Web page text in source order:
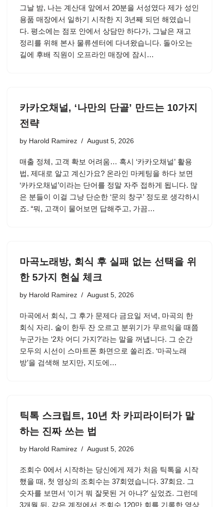
그날 밤, 나는 계산대 앞에서 20분을 서성였다 제가 성인
용품 매장에서 일하기 시작한 지 3년째 되던 해였습니
다. 평소에는 점포 안에서 상담만 하다가, 그날은 재고
정리를 위해 본사 물류센터에 다녀왔습니다. 돌아오는
길에 후배 직원이 오프라인 매장에 잠시…
카카오채널, ‘나만의 단골’ 만드는 10가지
전략
by Harold Ramirez August 5, 2026
매출 정체, 고객 확보 어려움… 혹시 ‘카카오채널’ 활용
법, 제대로 알고 계신가요? 온라인 마케팅을 하다 보면
‘카카오채널’이라는 단어를 정말 자주 접하게 됩니다. 많
은 분들이 이걸 그냥 단순한 ‘문의 창구’ 정도로 생각하시
죠. “뭐, 고객이 물어보면 답해주고, 가끔…
마곡노래방, 회식 후 실패 없는 선택을 위
한 5가지 현실 체크
by Harold Ramirez August 5, 2026
마곡에서 회식, 그 후가 문제다 금요일 저녁, 마곡의 한
회식 자리. 술이 한두 잔 오르고 분위기가 무르익을 때쯤
누군가는 ‘2차 어디 가지?’라는 말을 꺼냅니다. 그 순간
모두의 시선이 스마트폰 화면으로 쏠리죠. ‘마곡노래
방’을 검색해 보지만, 지도에…
틱톡 스크립트, 10년 차 카피라이터가 말
하는 진짜 쓰는 법
by Harold Ramirez August 5, 2026
조회수 0에서 시작하는 당신에게 제가 처음 틱톡을 시작
했을 때, 첫 영상의 조회수는 37회였습니다. 37회요. 그
숫자를 보면서 ‘이거 뭐 잘못된 거 아냐?’ 싶었죠. 그런데
3개월 뒤, 같은 계정에서 조회수 120만 회를 기록한 영상